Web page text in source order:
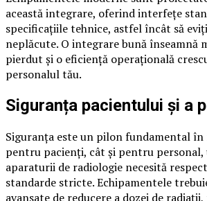
această integrare, oferind interfețe
specificațiile tehnice, astfel încât să
neplăcute. O integrare bună înseamnă
pierdut și o eficiență operațională
personalul tău.
Siguranța pacientului și a
Siguranța este un pilon fundamental în
pentru pacienți, cât și pentru
aparaturii de radiologie necesită
standarde stricte. Echipamentele
avansate de reducere a dozei de